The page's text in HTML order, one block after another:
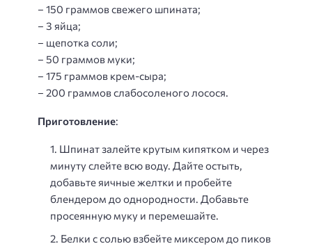
– 150 граммов свежего шпината;
– 3 яйца;
– щепотка соли;
– 50 граммов муки;
– 175 граммов крем-сыра;
– 200 граммов слабосоленого лосося.
Приготовление:
Шпинат залейте крутым кипятком и через
минуту слейте всю воду. Дайте остыть,
добавьте яичные желтки и пробейте
блендером до однородности. Добавьте
просеянную муку и перемешайте.
Белки с солью взбейте миксером до пиков